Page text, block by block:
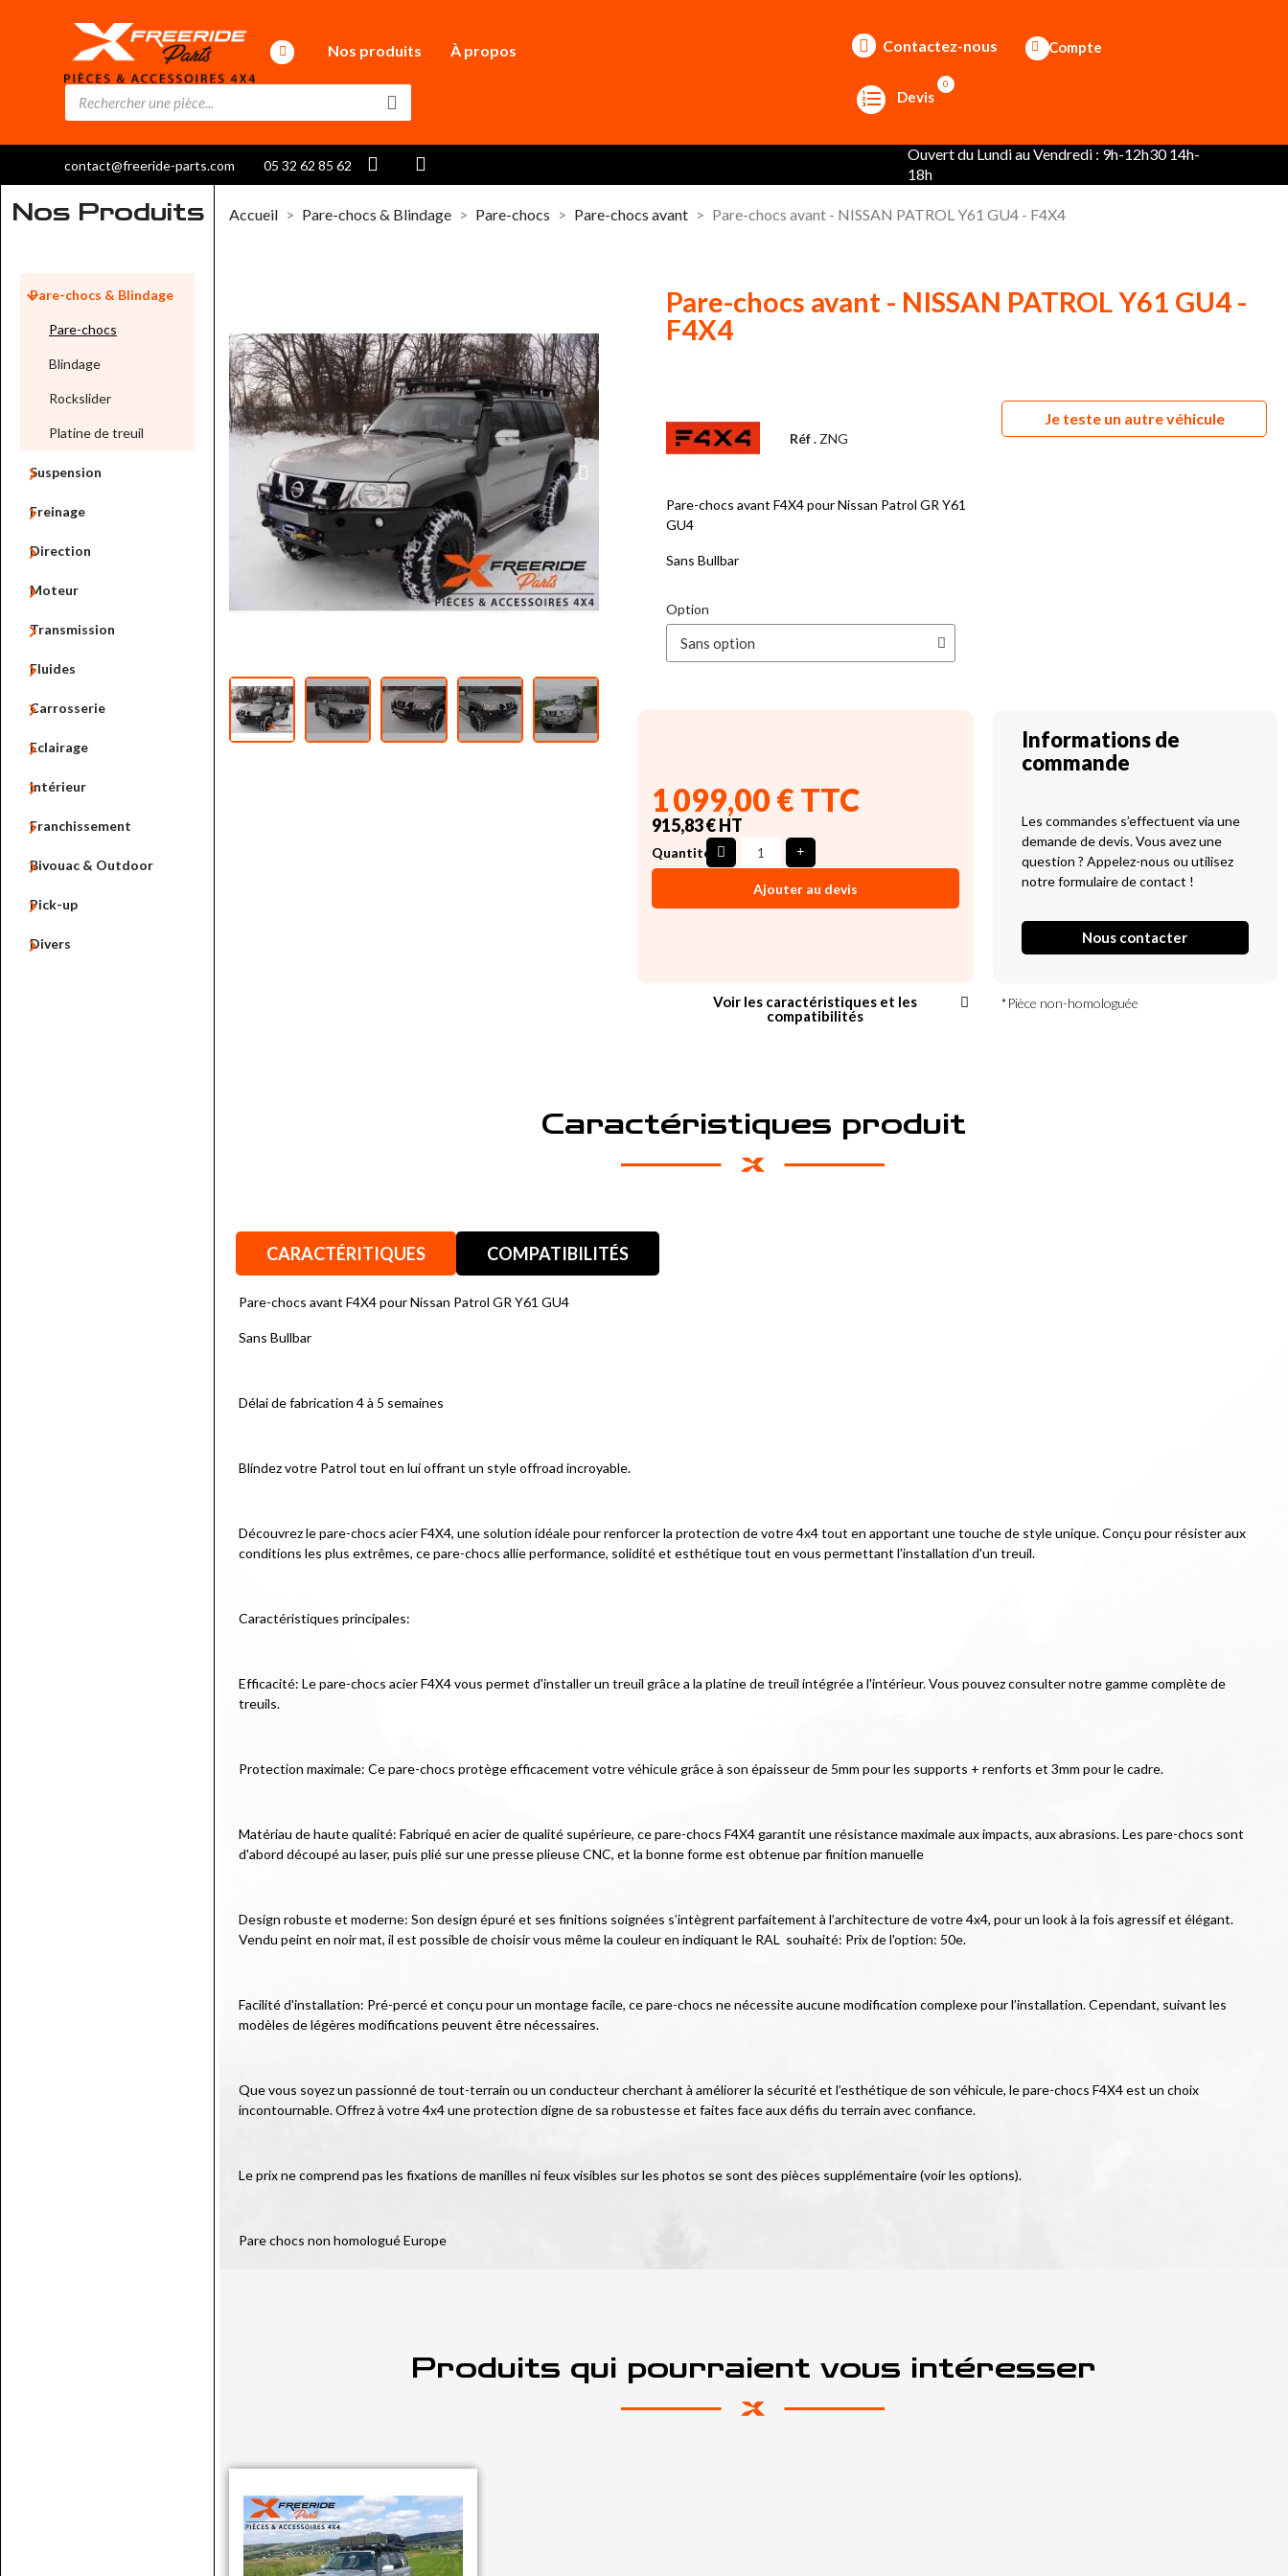
Nos produits À propos Contactez-nous Compte
Devis
0
contact@freeride-parts.com 05 32 62 85 62
Ouvert du Lundi au Vendredi : 9h-12h30 14h-
18h
Accueil Pare-chocs & Blindage Pare-chocs Pare-chocs avant Pare-chocs avant - NISSAN PATROL Y61 GU4 - F4X4
Nos Produits
Pare-chocs & Blindage

Pare-chocs
Blindage
Rockslider
Platine de treuil
Suspension

Freinage

Direction

Moteur

Transmission

Fluides

Carrosserie

Eclairage

Intérieur

Franchissement

Bivouac & Outdoor

Pick-up

Divers

Pare-chocs avant - NISSAN PATROL Y61 GU4 -
F4X4
Réf . ZNG
Pare-chocs avant F4X4 pour Nissan Patrol GR Y61
GU4
Sans Bullbar
Option
Je teste un autre véhicule
1 099,00 € TTC
915,83 € HT
Quantité
Ajouter au devis
Informations de
commande
Les commandes s’effectuent via une
demande de devis. Vous avez une
question ? Appelez-nous ou utilisez
notre formulaire de contact !
Nous contacter
Voir les caractéristiques et les
compatibilités
*Pièce non-homologuée
Caractéristiques produit
CARACTÉRITIQUES COMPATIBILITÉS
Pare-chocs avant F4X4 pour Nissan Patrol GR Y61 GU4
Sans Bullbar
Délai de fabrication 4 à 5 semaines
Blindez votre Patrol tout en lui offrant un style offroad incroyable.
Découvrez le pare-chocs acier F4X4, une solution idéale pour renforcer la protection de votre 4x4 tout en apportant une touche de style unique. Conçu pour résister aux
conditions les plus extrêmes, ce pare-chocs allie performance, solidité et esthétique tout en vous permettant l'installation d'un treuil.
Caractéristiques principales:
Efficacité: Le pare-chocs acier F4X4 vous permet d'installer un treuil grâce a la platine de treuil intégrée a l'intérieur. Vous pouvez consulter notre gamme complète de
treuils.
Protection maximale: Ce pare-chocs protège efficacement votre véhicule grâce à son épaisseur de 5mm pour les supports + renforts et 3mm pour le cadre.
Matériau de haute qualité: Fabriqué en acier de qualité supérieure, ce pare-chocs F4X4 garantit une résistance maximale aux impacts, aux abrasions. Les pare-chocs sont
d'abord découpé au laser, puis plié sur une presse plieuse CNC, et la bonne forme est obtenue par finition manuelle
Design robuste et moderne: Son design épuré et ses finitions soignées s’intègrent parfaitement à l’architecture de votre 4x4, pour un look à la fois agressif et élégant.
Vendu peint en noir mat, il est possible de choisir vous même la couleur en indiquant le RAL  souhaité: Prix de l'option: 50e.
Facilité d'installation: Pré-percé et conçu pour un montage facile, ce pare-chocs ne nécessite aucune modification complexe pour l’installation. Cependant, suivant les
modèles de légères modifications peuvent être nécessaires.
Que vous soyez un passionné de tout-terrain ou un conducteur cherchant à améliorer la sécurité et l’esthétique de son véhicule, le pare-chocs F4X4 est un choix
incontournable. Offrez à votre 4x4 une protection digne de sa robustesse et faites face aux défis du terrain avec confiance.
Le prix ne comprend pas les fixations de manilles ni feux visibles sur les photos se sont des pièces supplémentaire (voir les options).
Pare chocs non homologué Europe
Produits qui pourraient vous intéresser